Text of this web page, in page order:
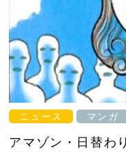
ニュース マンガ
アマゾン・日替わ